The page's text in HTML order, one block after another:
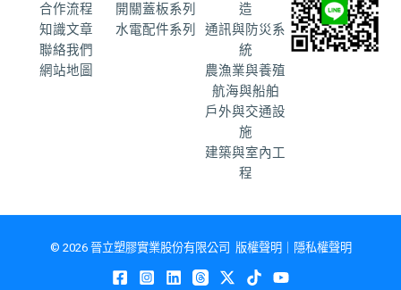
合作流程
知識文章
聯絡我們
網站地圖
開關蓋板系列
水電配件系列
造
通訊與防災系
統
農漁業與養殖
航海與船舶
戶外與交通設
施
建築與室內工
程
© 2026 晉立塑膠實業股份有限公司 版權聲明｜ 隱私權聲明